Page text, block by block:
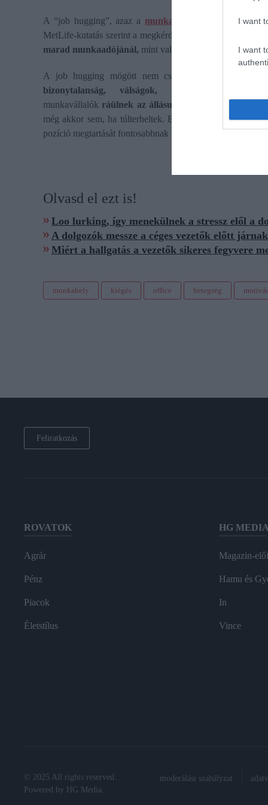
I want
I want
A “job hugging”, azaz a munkahelyhez
való
MetLife-kutatás szerint a megkérdezett amerikai
marad munkaadójánál, mint valódi elkötelezettségből.
A job hugging mögött nem csupán a munkaadó
bizonytalanság, válságok, munkaerőpiaci
munkavállalók ráülnek az állásukra:
visszatartják a
még akkor sem, ha túlterheltek. Bizalmatlanok az új
pozíció megtartását fontosabbnak tartják, mint csapatuk
Olvasd el ezt is!
Loo lurking, így menekülnek a stressz elől a
A dolgozók messze a céges vezetők előtt
Miért a hallgatás a vezetők sikeres fegyvere
munkahely kiégés office betegség
Feliratkozás
ROVATOK
Agrár
Pénz
Piacok
Életstílus
HG MEDIA
Magazin-
Hamu és
In
Vince
© 2025 All rights reserved.
Powered by
HG Media.
moderálási szabályzat